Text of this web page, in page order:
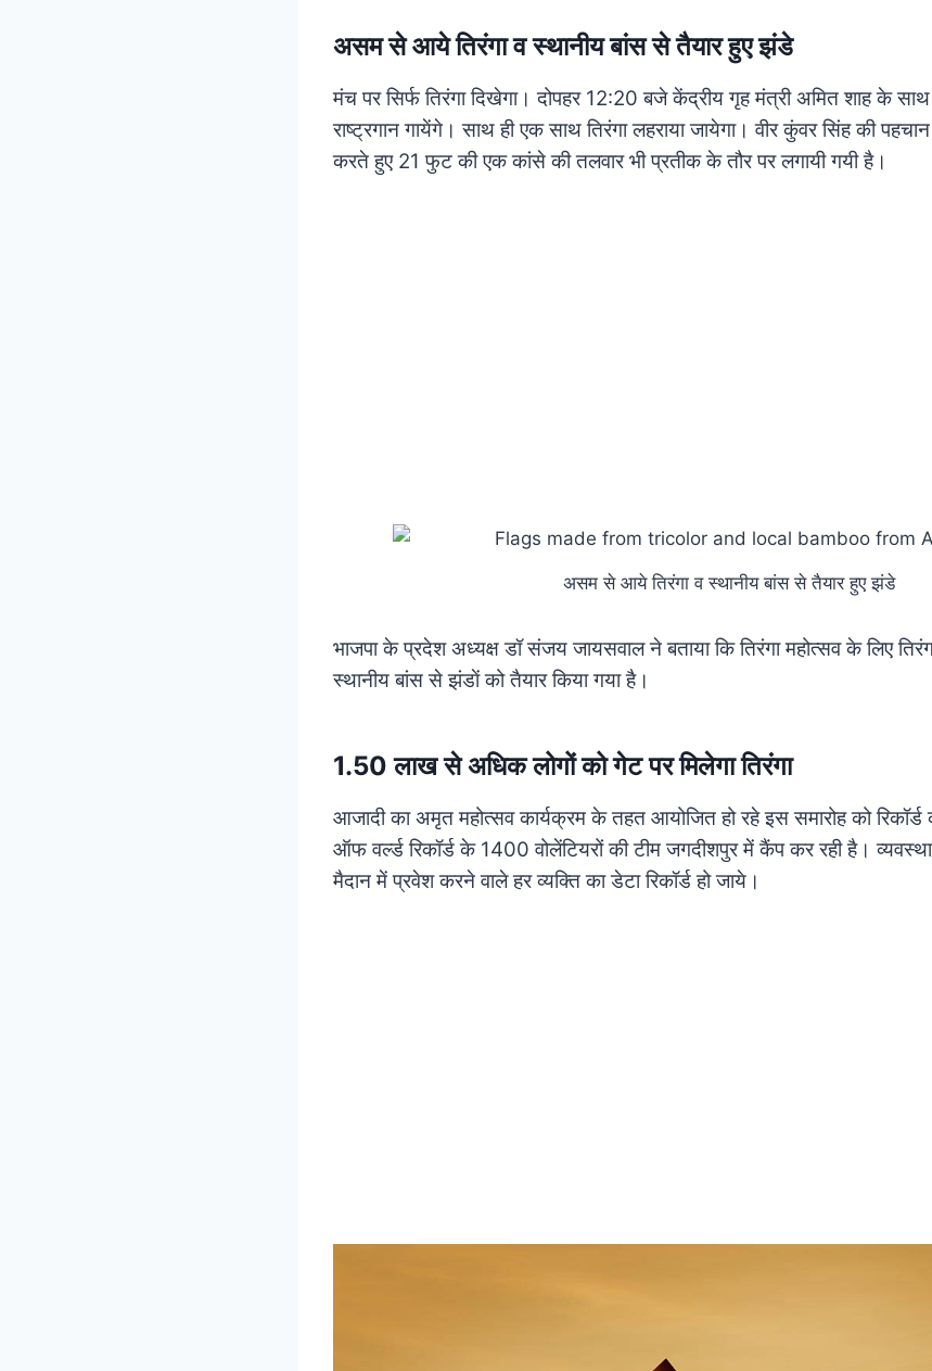
असम से आये तिरंगा व स्थानीय बांस से तैयार हुए झंडे
मंच पर सिर्फ तिरंगा दिखेगा। दोपहर 12:20 बजे केंद्रीय गृह मंत्री अमित शाह के
राष्ट्रगान गायेंगे। साथ ही एक साथ तिरंगा लहराया जायेगा। वीर कुंवर सिंह की
करते हुए 21 फुट की एक कांसे की तलवार भी प्रतीक के तौर पर लगायी गयी है।
असम से आये तिरंगा व स्थानीय बांस से तैयार हुए झंडे
भाजपा के प्रदेश अध्यक्ष डॉ संजय जायसवाल ने बताया कि तिरंगा महोत्सव के लिए
स्थानीय बांस से झंडाें को तैयार किया गया है।
1.50 लाख से अधिक लोगों को गेट पर मिलेगा तिरंगा
आजादी का अमृत महोत्सव कार्यक्रम के तहत आयोजित हो रहे इस समारोह को
ऑफ वर्ल्ड रिकॉर्ड के 1400 वोलेंटियरों की टीम जगदीशपुर में कैंप कर रही है।
मैदान में प्रवेश करने वाले हर व्यक्ति का डेटा रिकॉर्ड हो जाये।